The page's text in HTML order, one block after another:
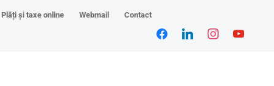
Plăți și taxe online Webmail Contact